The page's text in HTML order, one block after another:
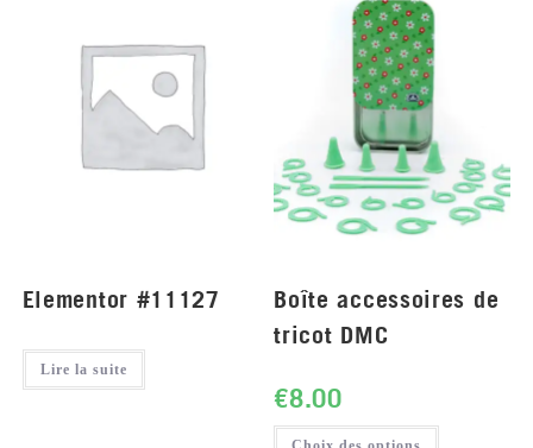
Elementor #11127
Lire la suite
Boîte accessoires de
tricot DMC
€8.00